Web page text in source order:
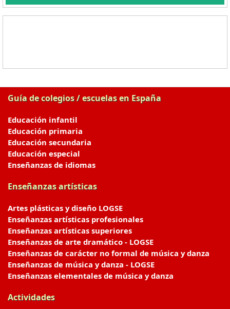
Guía de colegios / escuelas en España
Educación infantil
Educación primaria
Educación secundaria
Educación especial
Enseñanzas de idiomas
Enseñanzas artísticas
Artes plásticas y diseño LOGSE
Enseñanzas artísticas profesionales
Enseñanzas artísticas superiores
Enseñanzas de arte dramático - LOGSE
Enseñanzas de carácter no formal de música y danza
Enseñanzas de música y danza - LOGSE
Enseñanzas elementales de música y danza
Actividades